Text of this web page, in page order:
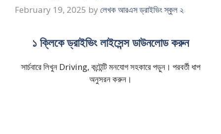
February 19, 2025 by লেখক আরএস ড্রাইভিং স্কুল ২
১ ক্লিকে ড্রাইভিং লাইসেন্স ডাউনলোড করুন
সার্চবারে লিখুন Driving, কন্টেন্টি মনযোগ সহকারে পড়ুন। পরবর্তী ধাপ
অনুসরন করুন।